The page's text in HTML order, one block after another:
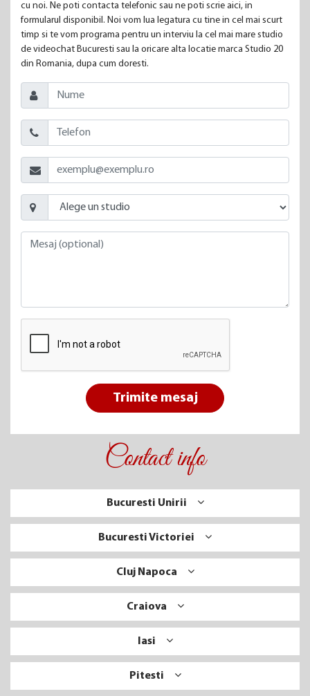
cu noi. Ne poti contacta telefonic sau ne poti scrie aici, in
formularul disponibil. Noi vom lua legatura cu tine in cel mai scurt
timp si te vom programa pentru un interviu la cel mai mare studio
de videochat Bucuresti sau la oricare alta locatie marca Studio 20
din Romania, dupa cum doresti.
Trimite mesaj
Contact info
Bucuresti Unirii
Bucuresti Victoriei
Cluj Napoca
Craiova
Iasi
Pitesti